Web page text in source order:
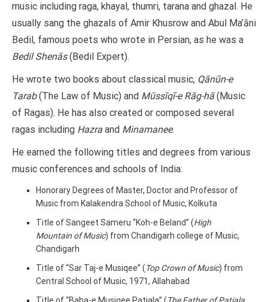
music including raga, khayal, thumri, tarana and ghazal. He
usually sang the ghazals of Amir Khusrow and Abul Ma’āni
Bedil, famous poets who wrote in Persian, as he was a
Bedil Shenās(Bedil Expert).
He wrote two books about classical music, Qānūn-e
Tarab(The Law of Music) and Mūssīqī-e Rāg-hā(Music
of Ragas). He has also created or composed several
ragas including Hazra and Minamanee.
He earned the following titles and degrees from various
music conferences and schools of India:
Honorary Degrees of Master, Doctor and Professor of
Music from Kalakendra School of Music, Kolkuta
Title of Sangeet Sameru “Koh-e Beland” (High
Mountain of Music) from Chandigarh college of Music,
Chandigarh
Title of “Sar Taj-e Musiqee” (Top Crown of Music) from
Central School of Music, 1971, Allahabad